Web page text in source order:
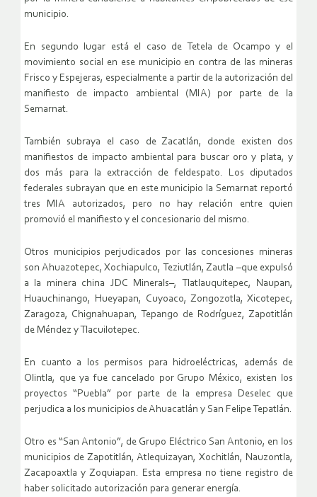
municipio.
En segundo lugar está el caso de Tetela de Ocampo y el
movimiento social en ese municipio en contra de las mineras
Frisco y Espejeras, especialmente a partir de la autorización del
manifiesto de impacto ambiental (MIA) por parte de la
Semarnat.
También subraya el caso de Zacatlán, donde existen dos
manifiestos de impacto ambiental para buscar oro y plata, y
dos más para la extracción de feldespato. Los diputados
federales subrayan que en este municipio la Semarnat reportó
tres MIA autorizados, pero no hay relación entre quien
promovió el manifiesto y el concesionario del mismo.
Otros municipios perjudicados por las concesiones mineras
son Ahuazotepec, Xochiapulco, Teziutlán, Zautla –que expulsó
a la minera china JDC Minerals–, Tlatlauquitepec, Naupan,
Huauchinango, Hueyapan, Cuyoaco, Zongozotla, Xicotepec,
Zaragoza, Chignahuapan, Tepango de Rodríguez, Zapotitlán
de Méndez y Tlacuilotepec.
En cuanto a los permisos para hidroeléctricas, además de
Olintla, que ya fue cancelado por Grupo México, existen los
proyectos “Puebla” por parte de la empresa Deselec que
perjudica a los municipios de Ahuacatlán y San Felipe Tepatlán.
Otro es “San Antonio”, de Grupo Eléctrico San Antonio, en los
municipios de Zapotitlán, Atlequizayan, Xochitlán, Nauzontla,
Zacapoaxtla y Zoquiapan. Esta empresa no tiene registro de
haber solicitado autorización para generar energía.